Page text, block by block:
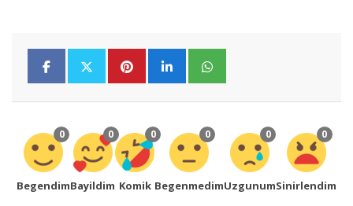
0
Begendim
0
Bayildim
0
Komik
0
Begenmedim
0
Uzgunum
0
Sinirlendim